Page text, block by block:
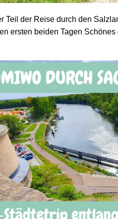
Teil der Reise durch den
ersten beiden Tagen